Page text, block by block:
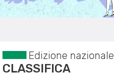
Edizione nazionale
CLASSIFICA